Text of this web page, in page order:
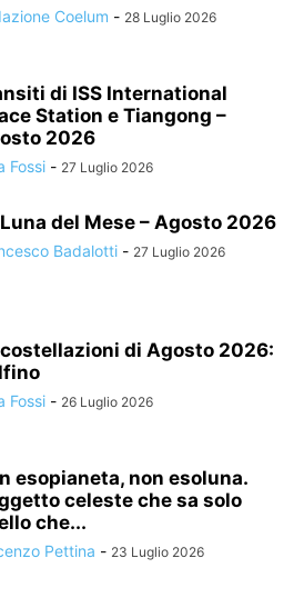
Coelum - 28 Luglio 2026
di ISS International
Station e Tiangong –
2026
Fossi - 27 Luglio 2026
del Mese – Agosto 2026
Badalotti - 27 Luglio 2026
di Agosto 2026:
Fossi - 26 Luglio 2026
esopianeta, non esoluna.
celeste che sa solo
che...
Pettina - 23 Luglio 2026